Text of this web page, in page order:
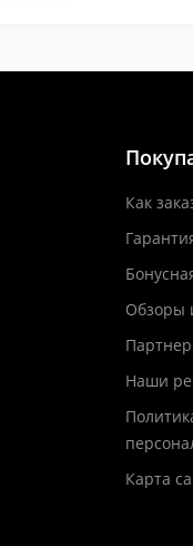
Как
Обзоры
Наши
Карта